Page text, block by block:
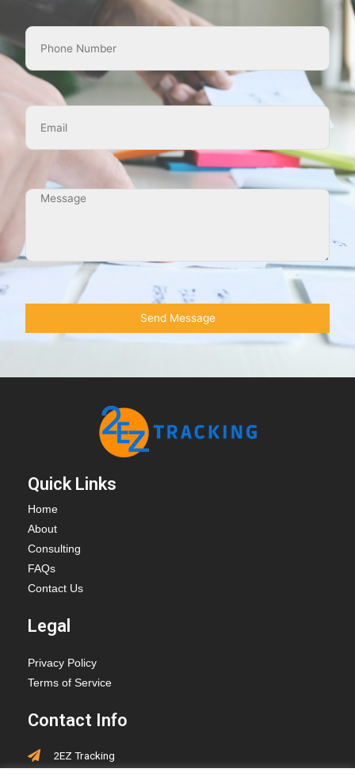
Quick Links
Home
About
Consulting
FAQs
Contact Us
Legal
Privacy Policy
Terms of Service
Contact Info
2EZ Tracking